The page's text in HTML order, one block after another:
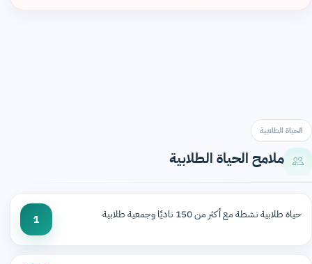
الحياة الطلابية
ملامح الحياة الطلابية
حياة طلابية نشطة مع أكثر من 150 ناديًا وجمعية طلابية 1